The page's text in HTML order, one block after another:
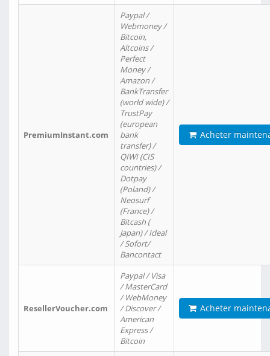
PremiumInstant.com
Paypal /
Webmoney /
Bitcoin,
Altcoins /
Perfect
Money /
Amazon /
BankTransfer
(world wide) /
TrustPay
(european
bank
transfer) /
QIWI (CIS
countries) /
Dotpay
(Poland) /
Neosurf
(France) /
Bitcash (
Japan) / Ideal
/ Sofort/
Bancontact
Acheter
ResellerVoucher.com
Paypal / Visa
/ MasterCard
/ WebMoney
/ Discover /
American
Express /
Bitcoin
Acheter